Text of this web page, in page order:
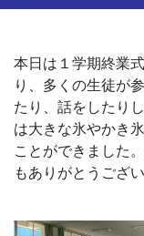
本日は１学期終業
り、多くの生徒が
たり、話をしたり
は大きな氷やかき
ことができました
もありがとうござい